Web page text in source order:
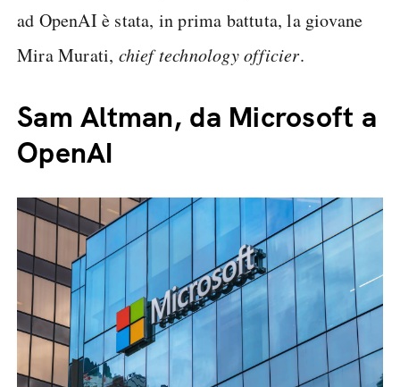
ad OpenAI è stata, in prima battuta, la giovane
Mira Murati, chief technology officier.
Sam Altman, da Microsoft a
OpenAI